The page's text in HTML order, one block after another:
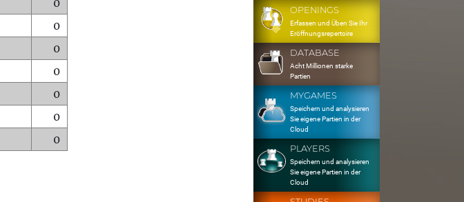
0
0
0
0
0
0
0
OPENINGS
Erfassen und Üben Sie Ihr
Eröffnungsrepertoire
DATABASE
Acht Millionen starke
Partien
MYGAMES
Speichern und analysieren
Sie eigene Partien in der
Cloud
PLAYERS
Speichern und analysieren
Sie eigene Partien in der
Cloud